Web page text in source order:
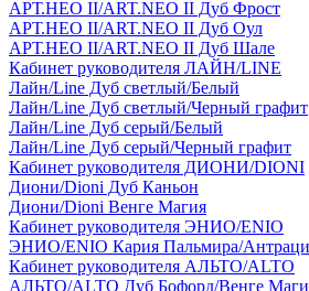
АРТ.НЕО II/ART.NEO II Дуб Фрост
АРТ.НЕО II/ART.NEO II Дуб Оул
АРТ.НЕО II/ART.NEO II Дуб Шале
Кабинет руководителя ЛАЙН/LINE
Лайн/Line Дуб светлый/Белый
Лайн/Line Дуб светлый/Черный графит
Лайн/Line Дуб серый/Белый
Лайн/Line Дуб серый/Черный графит
Кабинет руководителя ДИОНИ/DIONI
Диони/Dioni Дуб Каньон
Диони/Dioni Венге Магия
Кабинет руководителя ЭНИО/ENIO
ЭНИО/ENIO Кария Пальмира/
Кабинет руководителя АЛЬТО/ALTO
АЛЬТО/ALTO Дуб Бофорд/Венге